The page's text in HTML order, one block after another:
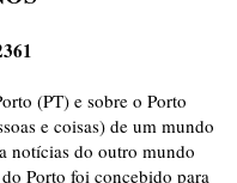
(PT) e sobre o Porto
e coisas) de um mundo
notícias do outro mundo
Porto foi concebido para